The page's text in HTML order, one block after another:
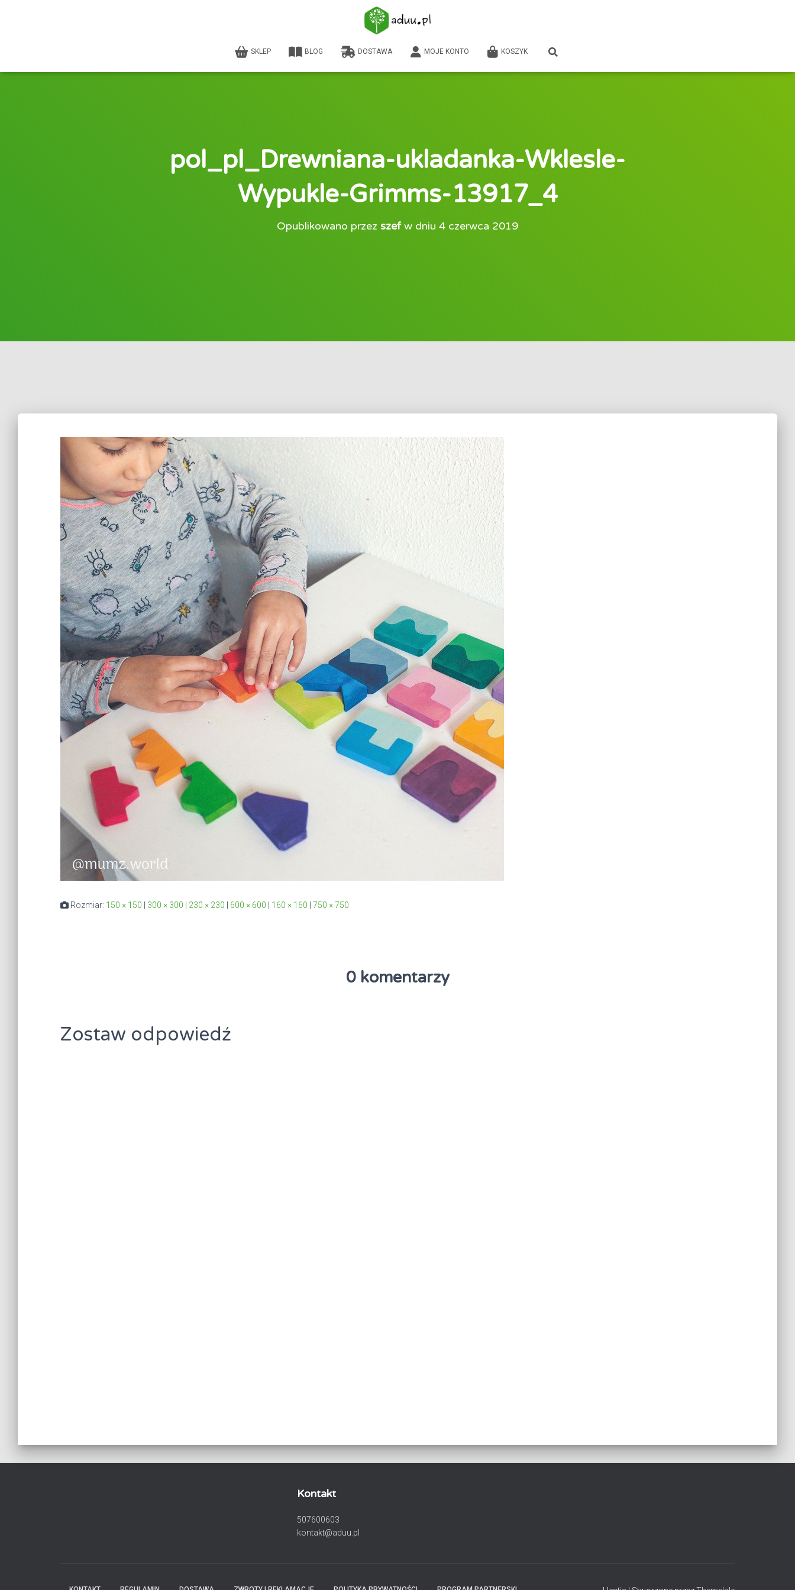
SKLEP BLOG DOSTAWA MOJE KONTO KOSZYK
pol_pl_Drewniana-ukladanka-Wklesle-
Wypukle-Grimms-13917_4
Opublikowano przez szefw dniu 4 czerwca 2019
Rozmiar: 150 × 150 300 × 300 230 × 230 600 × 600 160 × 160 750 × 750
0 komentarzy
Zostaw odpowiedź
Kontakt
507600603
kontakt@aduu.pl